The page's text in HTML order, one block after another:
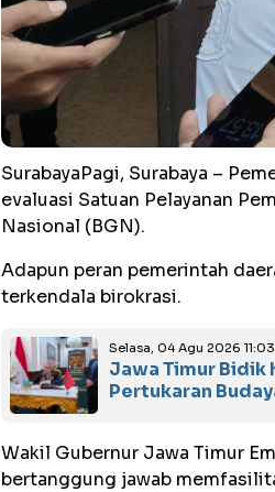
SurabayaPagi, Surabaya –
evaluasi Satuan Pelayanan
Nasional (BGN).
Adapun peran pemerintah
terkendala birokrasi.
Selasa, 04 Agu 2026 11:03
Jawa Timur Bidik
Pertukaran
Wakil Gubernur Jawa Timur
bertanggung jawab